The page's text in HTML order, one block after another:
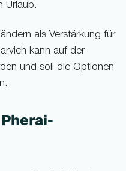
Urlaub.
als Verstärkung für
kann auf der
und soll die Optionen